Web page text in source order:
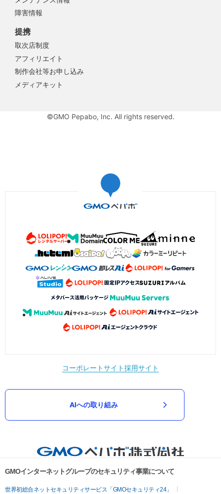
障害情報
提携
取次店制度
アフィリエイト
制作会社等お申し込み
メディアキット
©GMO Pepabo, Inc. All rights reserved.
コーポレートサイト採用サイト
AIへの取り組み
GMOインターネットグループのセキュリティ事業について
世界初総合ネットセキュリティサービス「GMOセキュリティ24」